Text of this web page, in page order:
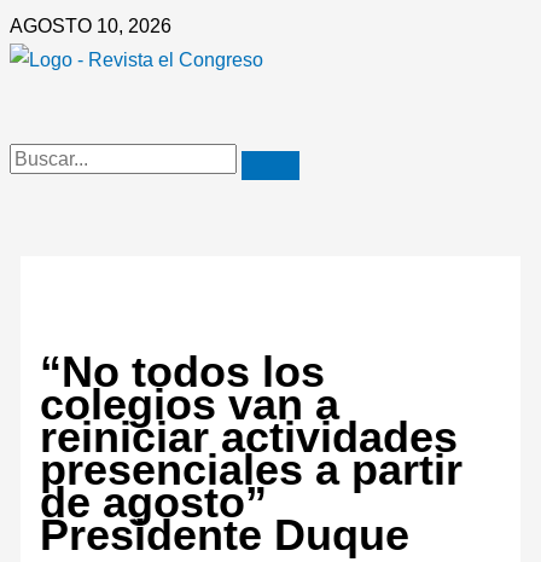
Ir
al
AGOSTO 10, 2026
“No todos los
colegios van a
reiniciar actividades
presenciales a partir
de agosto”
Presidente Duque